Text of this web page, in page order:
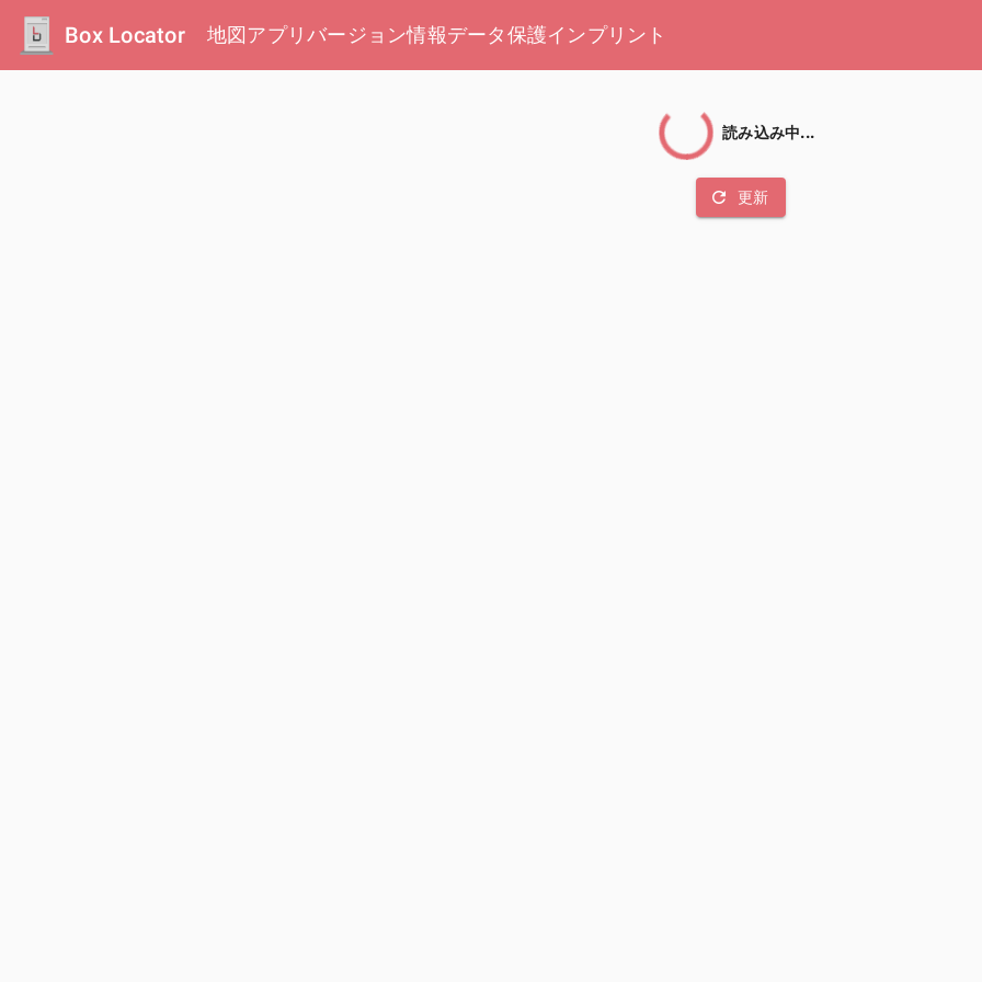
Box Locator 地図アプリバージョン情報データ保護インプリント
読み込み中...
refresh 更新